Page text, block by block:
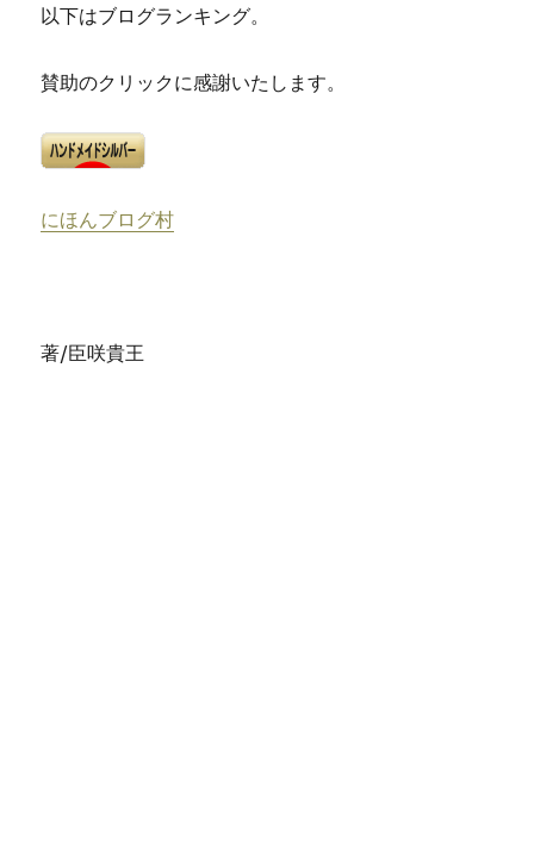
以下はブログランキング。
賛助のクリックに感謝いたします。
にほんブログ村
著/臣咲貴王